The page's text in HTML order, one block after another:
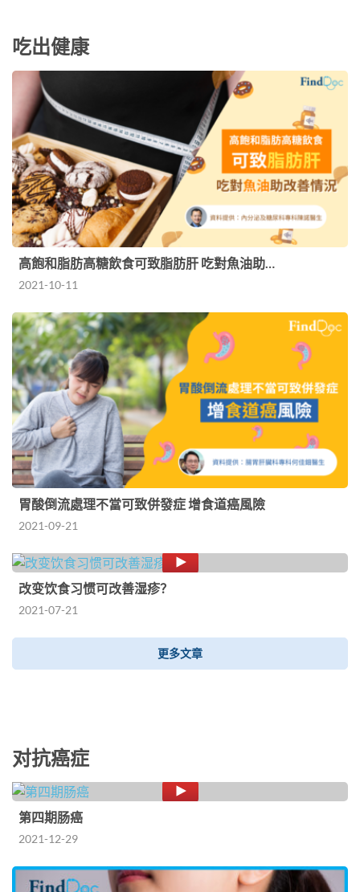
吃出健康
高飽和脂肪高糖飲食可致脂肪肝 吃對魚油助…
2021-10-11
胃酸倒流處理不當可致併發症 增食道癌風險
2021-09-21
改变饮食习惯可改善湿疹？
2021-07-21
更多文章
对抗癌症
第四期肠癌
2021-12-29